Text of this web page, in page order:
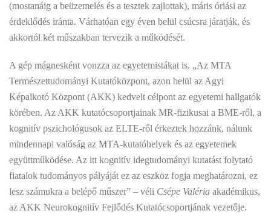
(mostanáig a beüzemelés és a tesztek zajlottak), máris óriási az
érdeklődés iránta. Várhatóan egy éven belül csúcsra járatják, és
akkortól két műszakban tervezik a működését.
A gép mágnesként vonzza az egyetemistákat is. „Az MTA
Természettudományi Kutatóközpont, azon belül az Agyi
Képalkotó Központ (AKK) kedvelt célpont az egyetemi hallgatók
körében. Az AKK kutatócsoportjainak MR-fizikusai a BME-ről, a
kognitív pszichológusok az ELTE-ről érkeztek hozzánk, nálunk
mindennapi valóság az MTA-kutatóhelyek és az egyetemek
együttműködése. Az itt kognitív idegtudományi kutatást folytató
fiatalok tudományos pályáját ez az eszköz fogja meghatározni, ez
lesz számukra a belépő műszer” – véli Csépe Valéria akadémikus,
az AKK Neurokognitív Fejlődés Kutatócsoportjának vezetője.